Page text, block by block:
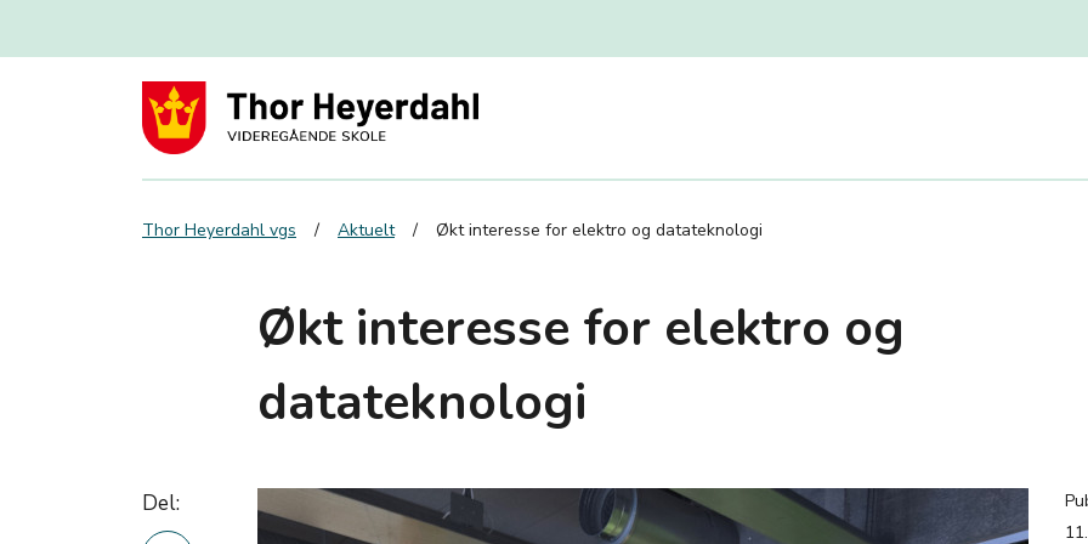
Thor Heyerdahl vgs Aktuelt Økt interesse for elektro og datateknologi
Økt interesse for elektro og
datateknologi
Del: